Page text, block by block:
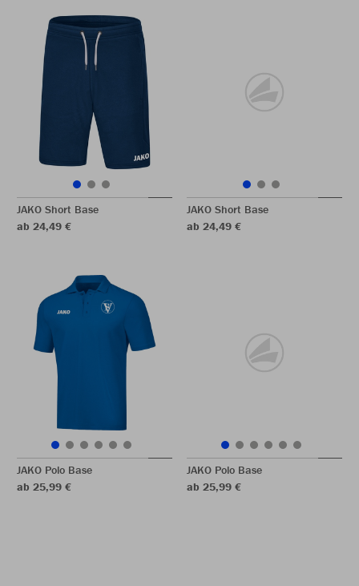
JAKO Short Base
ab 24,49 €
JAKO Short Base
ab 24,49 €
JAKO Polo Base
ab 25,99 €
JAKO Polo Base
ab 25,99 €